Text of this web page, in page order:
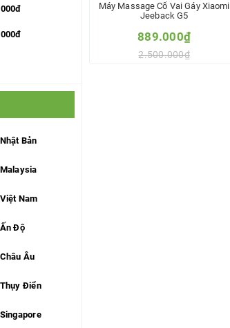
Nhật Bản
Malaysia
Việt Nam
Ấn Độ
Châu Âu
Thụy Điển
Singapore
Máy Massage Cổ Vai Gáy Xiaomi
Jeeback G5
889.000₫
2.500.000₫